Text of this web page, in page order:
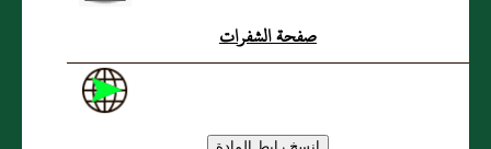
صفحة الشفرات